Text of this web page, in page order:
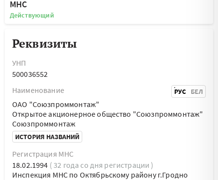
МНС
Действующий
Реквизиты
УНП
500036552
Наименование
РУС БЕЛ
ОАО "Союзпроммонтаж"
Открытое акционерное общество "Союзпроммонтаж"
Союзпроммонтаж
ИСТОРИЯ НАЗВАНИЙ
Регистрация МНС
18.02.1994 ( 32 года со дня регистрации )
Инспекция МНС по Октябрьскому району г.Гродно